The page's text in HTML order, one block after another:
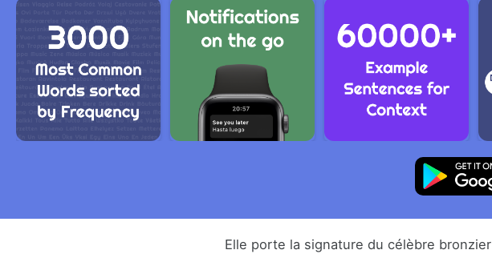
Elle porte la signature du célèbre bronzier